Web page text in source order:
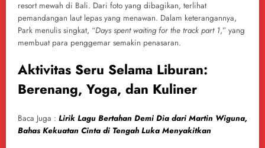
resort mewah di Bali. Dari foto yang dibagikan, terlihat
pemandangan laut lepas yang menawan. Dalam keterangannya,
Park menulis singkat, “Days spent waiting for the track part 1,” yang
membuat para penggemar semakin penasaran.
Aktivitas Seru Selama Liburan:
Berenang, Yoga, dan Kuliner
Baca Juga : Lirik Lagu Bertahan Demi Dia dari Martin Wiguna,
Bahas Kekuatan Cinta di Tengah Luka Menyakitkan